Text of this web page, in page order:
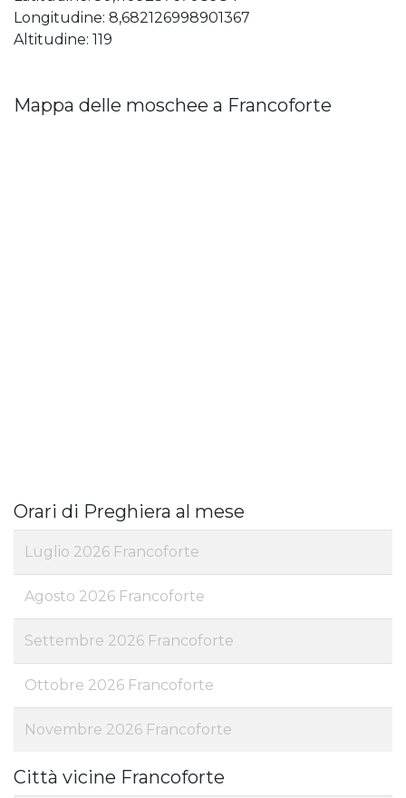
Longitudine: 8,682126998901367
Altitudine: 119
Mappa delle moschee a Francoforte
Orari di Preghiera al mese
Luglio 2026 Francoforte
Agosto 2026 Francoforte
Settembre 2026 Francoforte
Ottobre 2026 Francoforte
Novembre 2026 Francoforte
Città vicine Francoforte